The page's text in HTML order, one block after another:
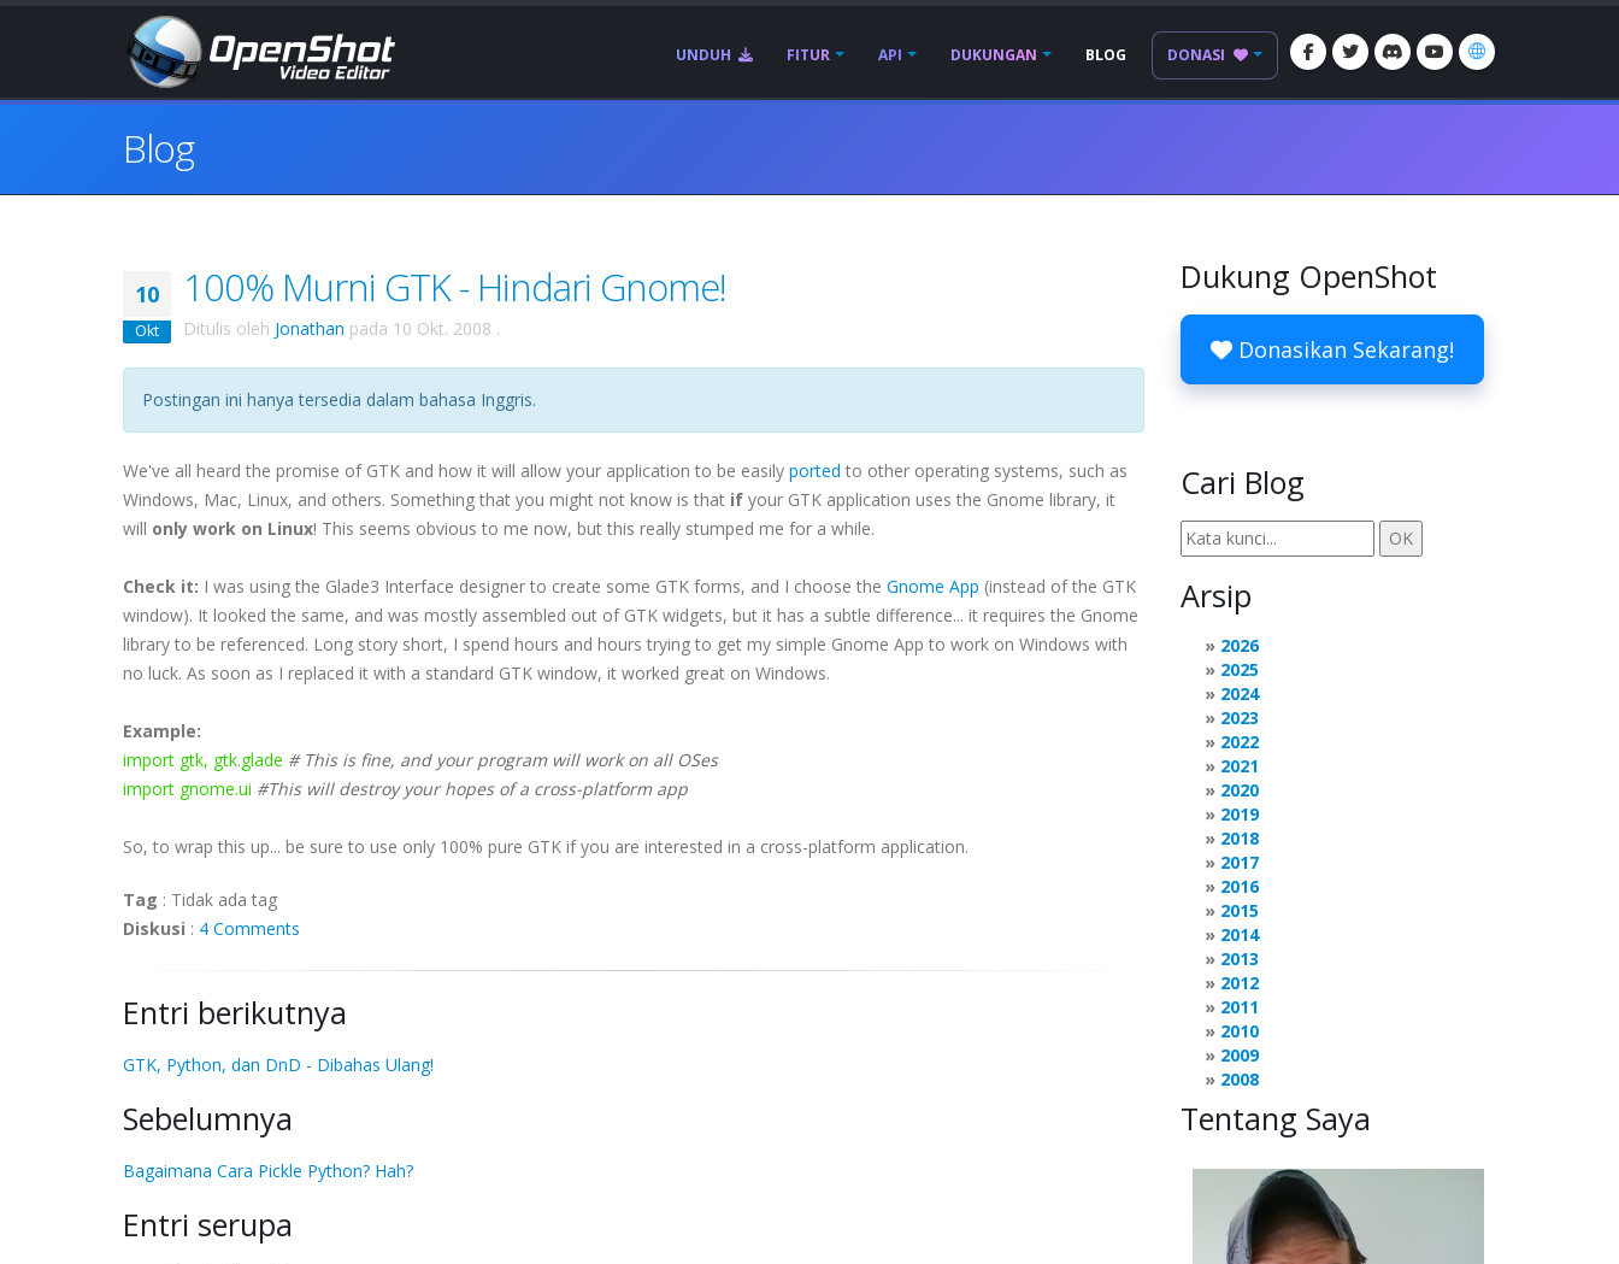
UNDUH FITUR API DUKUNGAN BLOG DONASI
Blog
10
Okt
100% Murni GTK - Hindari Gnome!
Ditulis oleh Jonathan pada 10 Okt. 2008 .
Postingan ini hanya tersedia dalam bahasa Inggris.
We've all heard the promise of GTK and how it will allow your application to be easily ported to other operating systems, such as
Windows, Mac, Linux, and others. Something that you might not know is that if your GTK application uses the Gnome library, it
will only work on Linux! This seems obvious to me now, but this really stumped me for a while.
Check it: I was using the Glade3 Interface designer to create some GTK forms, and I choose the Gnome App (instead of the GTK
window). It looked the same, and was mostly assembled out of GTK widgets, but it has a subtle difference... it requires the Gnome
library to be referenced. Long story short, I spend hours and hours trying to get my simple Gnome App to work on Windows with
no luck. As soon as I replaced it with a standard GTK window, it worked great on Windows.
Example:
import gtk, gtk.glade # This is fine, and your program will work on all OSes
import gnome.ui #This will destroy your hopes of a cross-platform app
So, to wrap this up... be sure to use only 100% pure GTK if you are interested in a cross-platform application.
Tag : Tidak ada tag
Diskusi : 4 Comments
Entri berikutnya
GTK, Python, dan DnD - Dibahas Ulang!
Sebelumnya
Bagaimana Cara Pickle Python? Hah?
Entri serupa
Dukung OpenShot
Donasikan Sekarang!
Cari Blog
Arsip
2026
2025
2024
2023
2022
2021
2020
2019
2018
2017
2016
2015
2014
2013
2012
2011
2010
2009
2008
Tentang Saya